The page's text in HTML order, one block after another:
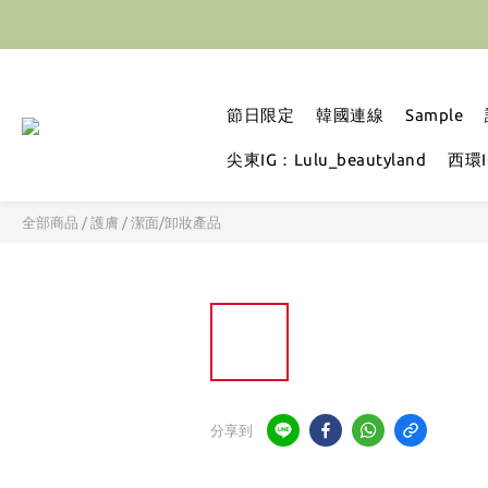
節日限定 韓國連線 Sample
尖東IG：Lulu_beautyland 西環
全部商品 / 護膚 / 潔面/卸妝產品
分享到